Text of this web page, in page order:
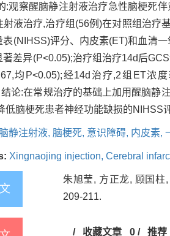
:观察醒脑静注射液治疗急性脑梗死
射液治疗,治疗组(56例)在对照组治疗
表(NIHSS)评分、内皮素(ET)和血清
著差异(P<0.05);治疗组治疗14d后
均P<0.05);经14d治疗,2组ET浓
论:在常规治疗的基础上加用醒脑静
低脑梗死患者神经功能缺损的NIHSS
静注射液, 脑梗死, 意识障碍, 内皮素,
Xingnaojing injection, Cerebral
朱旭莹, 方正龙, 顾国柱
209-211.
/ 收藏文章 0/ 推荐